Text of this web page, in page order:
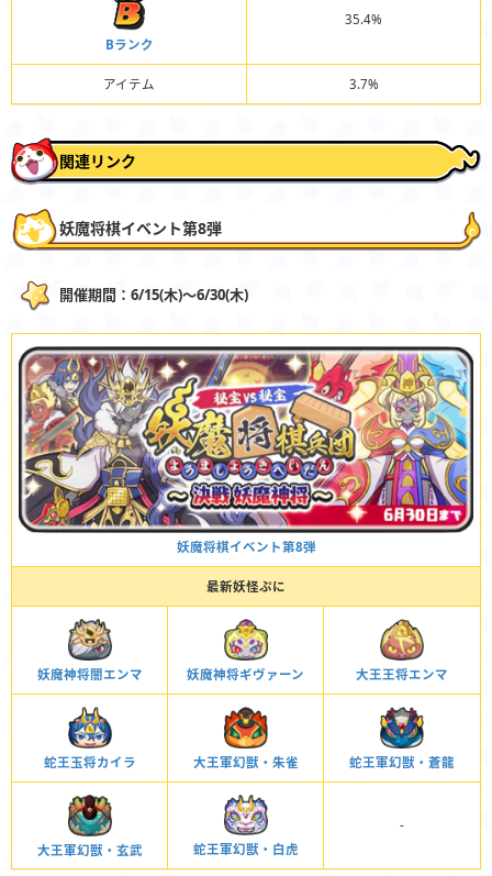
Bランク
35.4%
アイテム 3.7%
関連リンク
妖魔将棋イベント第8弾
開催期間：6/15(木)〜6/30(木)
妖魔将棋イベント第8弾
最新妖怪ぷに
妖魔神将闇エンマ 妖魔神将ギヴァーン 大王王将エンマ
蛇王玉将カイラ 大王軍幻獣・朱雀 蛇王軍幻獣・蒼龍
大王軍幻獣・玄武 蛇王軍幻獣・白虎
-